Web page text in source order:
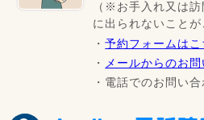
（※お手入れ又は
に出られないことが
・予約フォームはこ
・ メールからのお
・電話でのお問い